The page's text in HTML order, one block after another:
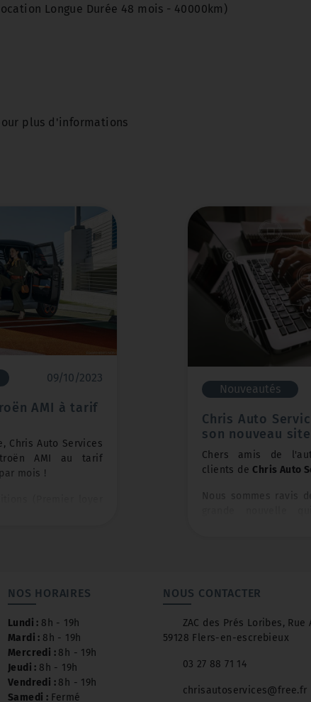
Longue Durée 48 mois - 40000km)
plus d'informations
09/10/2023
AMI à tarif
Chris Auto Services
AMI au tarif
mois !
nous au 03
Nouveautés
Chris Auto
son nouveau
Chers amis de
clients de Chris Auto
Nous sommes ravis
ChezChris Auto
offrir les meilleurs
ce soit en
dernières
C'est pourquoi
NOS HORAIRES
Lundi : 8h - 19h
Mardi : 8h - 19h
Mercredi : 8h - 19h
Jeudi : 8h - 19h
Vendredi : 8h - 19h
Samedi : Fermé
NOUS CONTACTER
ZAC des Prés Loribes,
59128 Flers-en-escrebieux
03 27 88 71 14
chrisautoservices@free.fr